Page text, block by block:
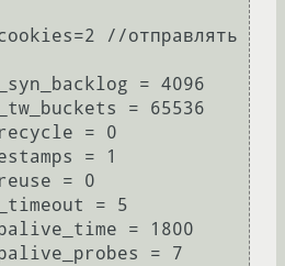
//отправлять
= 4096
= 65536
= 0
= 1
= 0
= 5
= 1800
= 7